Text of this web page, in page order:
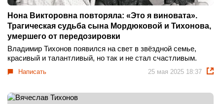
Нона Викторовна повторяла: «Это я виновата».
Трагическая судьба сына Мордюковой и Тихонова,
умершего от передозировки
Владимир Тихонов появился на свет в звёздной семье,
красивый и талантливый, но так и не стал счастливым.
Написать 25 мая 2025 18:37